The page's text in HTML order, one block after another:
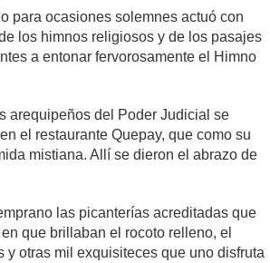
para ocasiones solemnes actuó con
los himnos religiosos y de los pasajes
a entonar fervorosamente el Himno
arequipeños del Poder Judicial se
el restaurante Quepay, que como su
mistiana. Allí se dieron el abrazo de
las picanterías acreditadas que
que brillaban el rocoto relleno, el
otras mil exquisiteces que uno disfruta